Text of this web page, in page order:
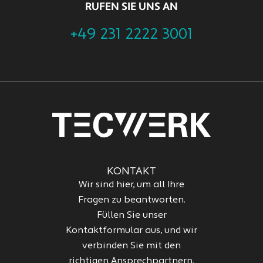
RUFEN SIE UNS AN
+49 231 2222 3001
KONTAKT
Wir sind hier, um all Ihre
Fragen zu beantworten.
Füllen Sie unser
Kontaktformular aus, und wir
verbinden Sie mit den